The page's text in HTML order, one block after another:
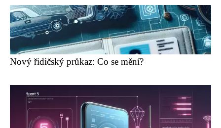
Nový řidičský průkaz: Co se mění?